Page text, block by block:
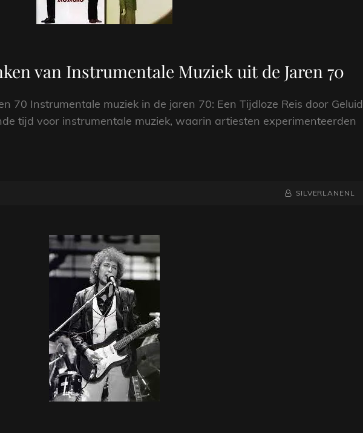
van Instrumentale Muziek uit de Jaren 70
70 Instrumentale muziek in de jaren 70: Een Tijdloze Reis door Geluid
tijd voor instrumentale muziek, waarin artiesten experimenteerden
NAAMREGEL
BYLINE
SILVERLANENL